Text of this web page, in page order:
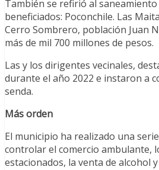
También se refirió al
beneficiados: Poconchile. Las
Cerro Sombrero, población Juan
más de mil 700 millones de pesos.
Las y los dirigentes vecinales,
durante el año 2022 e instaron a
senda.
Más orden
El municipio ha realizado una
controlar el comercio ambulante,
estacionados, la venta de alcohol